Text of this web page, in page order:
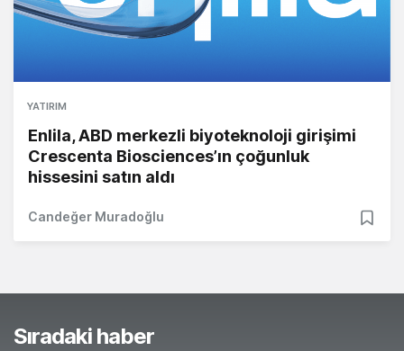
YATIRIM
Enlila, ABD merkezli biyoteknoloji girişimi
Crescenta Biosciences’ın çoğunluk
hissesini satın aldı
Candeğer Muradoğlu
Sıradaki haber